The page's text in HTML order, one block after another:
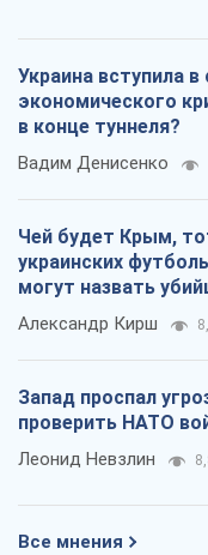
Украина вступила в
экономического
в конце туннеля?
Вадим Денисенко
Чей будет Крым,
украинских
могут назвать
Александр Кирш
Запад проспал
проверить НАТО
Леонид Невзлин
Все мнения